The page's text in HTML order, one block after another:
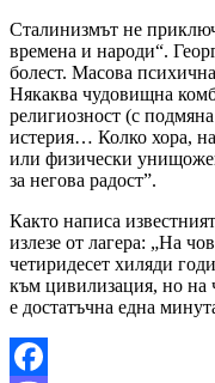
Сталинизмът не
времена и народи“.
болест. Масова
Някаква чудовищна
религиозност (с
истерия… Колко хора,
или физически
за негова радост”.
Както написа
излезе от лагера: „На
четиридесет хиляди
към цивилизация, но на
е достатъчна една